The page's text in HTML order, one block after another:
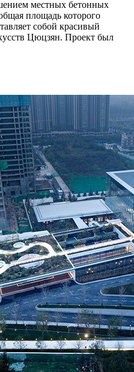
местных бетонных
площадь которого
собой красивый
Цюцзян. Проект был